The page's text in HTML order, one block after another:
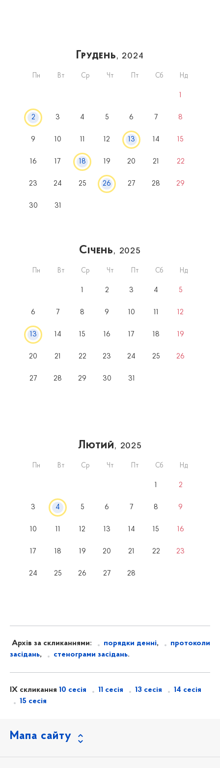
Грудень, 2024
Пн Вт Ср Чт Пт Сб Нд
1
2 3 4 5 6 7 8
9 10 11 12 13 14 15
16 17 18 19 20 21 22
23 24 25 26 27 28 29
30 31
Січень, 2025
Пн Вт Ср Чт Пт Сб Нд
1 2 3 4 5
6 7 8 9 10 11 12
13 14 15 16 17 18 19
20 21 22 23 24 25 26
27 28 29 30 31
Лютий, 2025
Пн Вт Ср Чт Пт Сб Нд
2
3 4 5 6 7 8 9
10 12 13 14 15 16
17 18 19 20 21 22 23
24 25 26 27 28
Архів за скликаннями: порядки денні,
протоколи
засідань, стенограми засідань.
IX скликання 10 сесія 11 сесія 13 сесія
14 сесія
15 сесія
Мапа сайту